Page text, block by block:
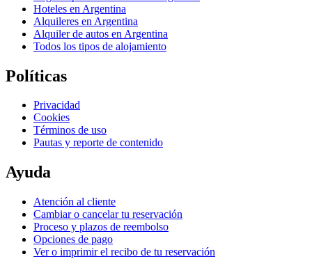
Hoteles en Argentina
Alquileres en Argentina
Alquiler de autos en Argentina
Todos los tipos de alojamiento
Políticas
Privacidad
Cookies
Términos de uso
Pautas y reporte de contenido
Ayuda
Atención al cliente
Cambiar o cancelar tu reservación
Proceso y plazos de reembolso
Opciones de pago
Ver o imprimir el recibo de tu reservación